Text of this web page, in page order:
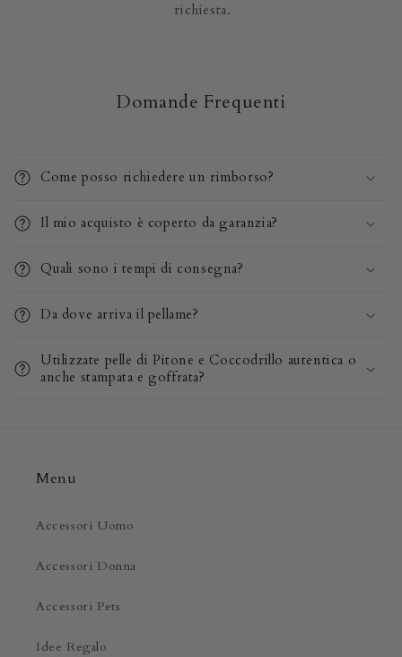
richiesta.
Domande Frequenti
Come posso richiedere un rimborso?
Il mio acquisto è coperto da garanzia?
Quali sono i tempi di consegna?
Da dove arriva il pellame?
Utilizzate pelle di Pitone e Coccodrillo autentica o
anche stampata e goffrata?
Menu
Accessori Uomo
Accessori Donna
Accessori Pets
Idee Regalo